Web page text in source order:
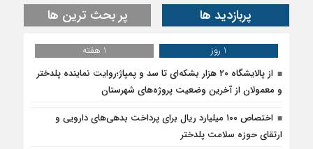
پربازدید ها پر بحث ترین ها
1 روز
1 هفته
از پالایشگاه ۲۰ هزار بشکه‌ای تا سد و پمپاژ؛روایت نماینده پلدختر
و معمولان از آخرین وضعیت پروژه‌های شهرستان
اختصاص ۱۰۰ میلیارد ریال برای پرداخت بدهی‌های دارویی و
ارتقای حوزه سلامت پلدختر